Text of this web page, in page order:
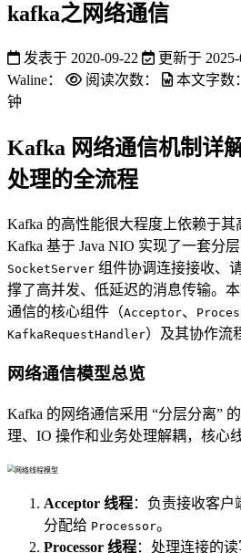
kafka之网络通信
发表于 2020-09-22 更新于
Waline：
阅读次数： 本文字数：
钟
Kafka 网络通信机制详
处理的全流程
Kafka 的高性能很大程度上依赖于其
Kafka 基于 Java NIO 实现了一套分
SocketServer 组件协调连接接收、
撑了高并发、低延迟的消息传输。
通信的核心组件（Acceptor、
KafkaRequestHandler）及其协作流
网络通信模型总览
Kafka 的网络通信采用 “分层分离”
理、IO 操作和业务处理解耦，核心
Acceptor 线程：负责接收客
分配给 Processor。
Processor 线程：处理连接的